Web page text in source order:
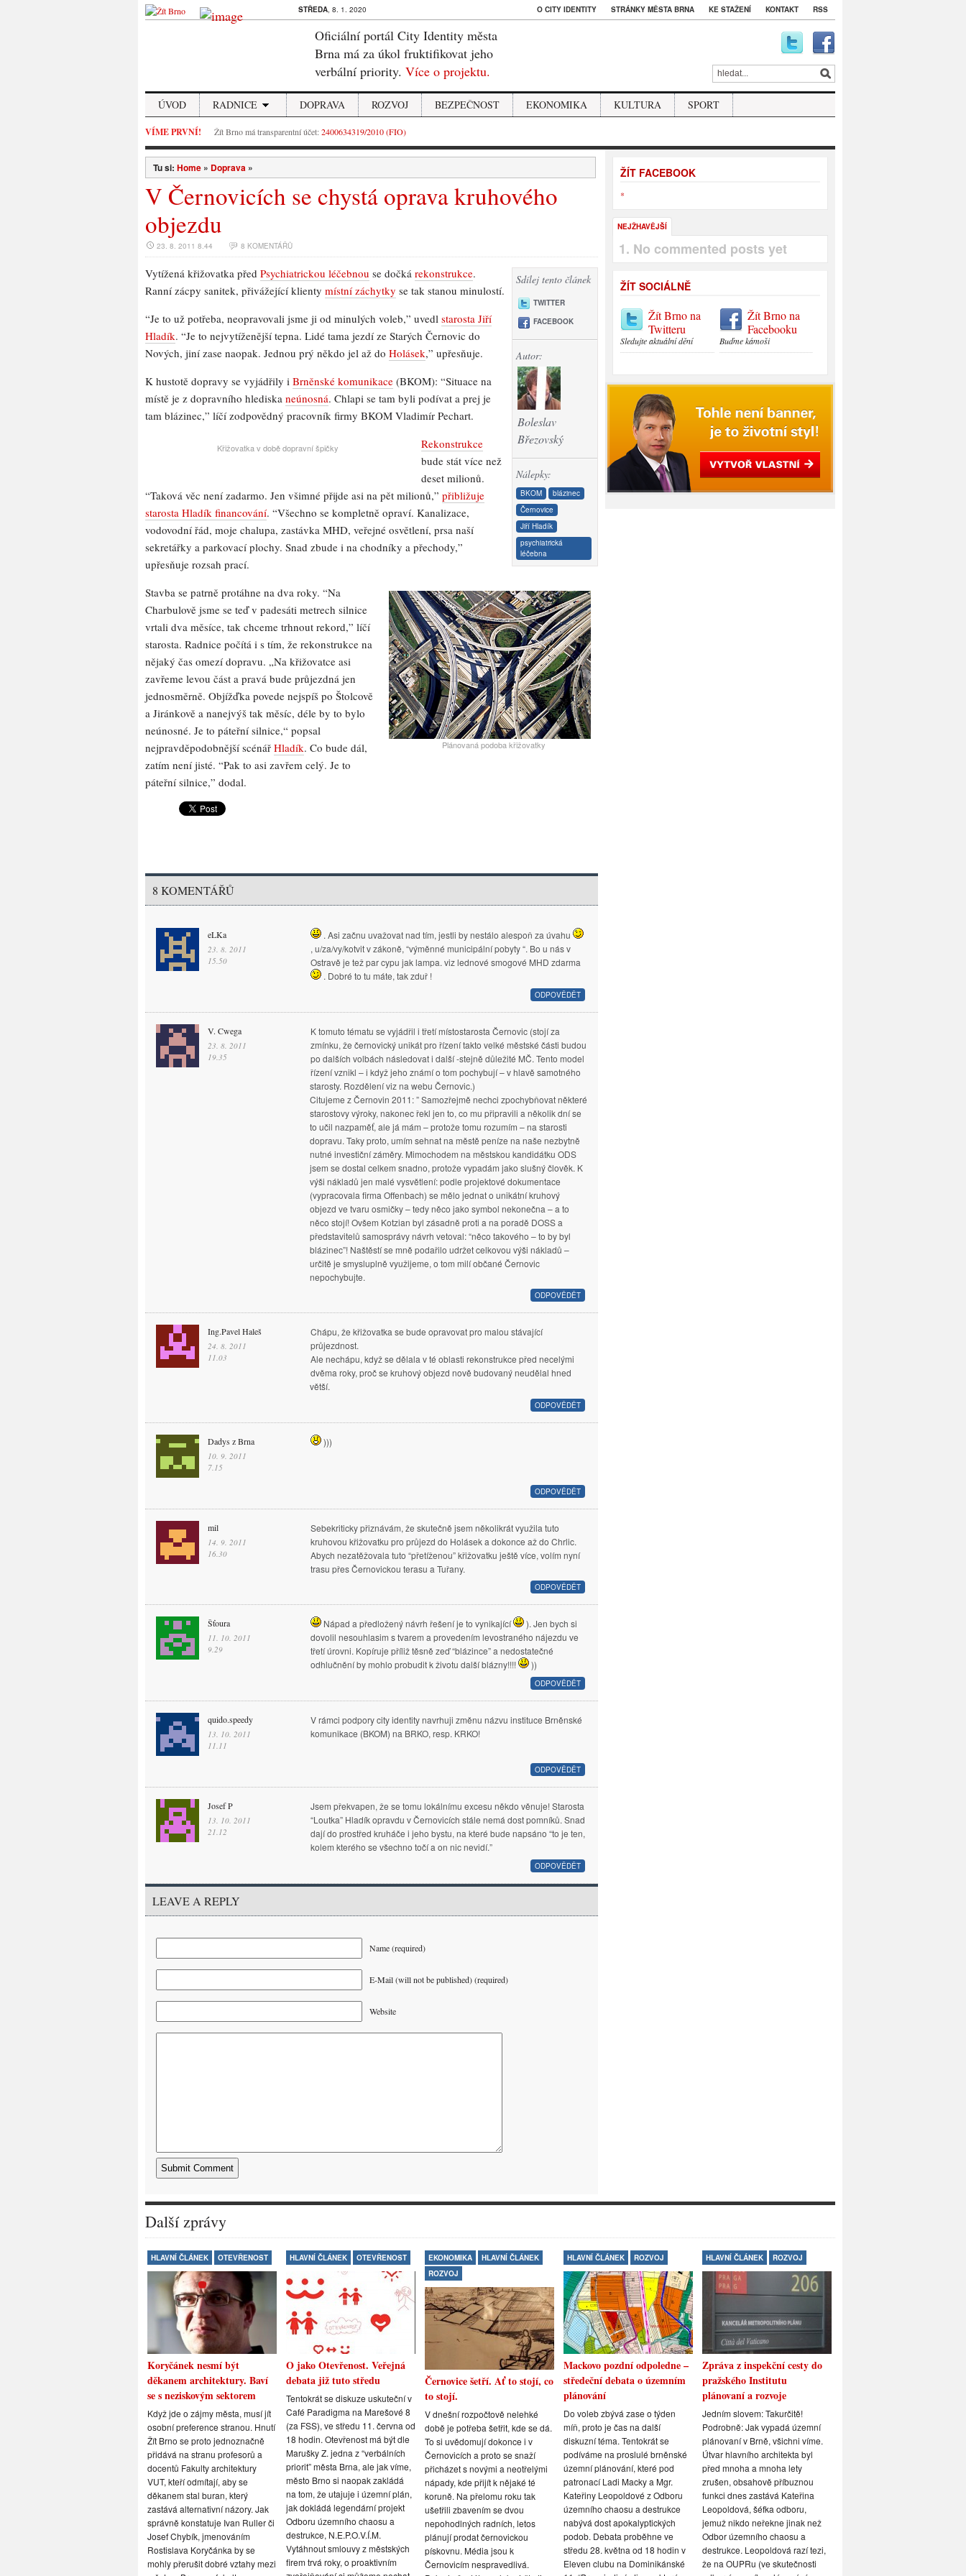
STŘEDA, 8. 1. 2020 O CITY IDENTITY STRÁNKY MĚSTA BRNA KE STAŽENÍ KONTAKT RSS
Oficiální portál City Identity města
Brna má za úkol fruktifikovat jeho
verbální priority. Více o projektu.
ÚVOD RADNICE DOPRAVA ROZVOJ BEZPEČNOST EKONOMIKA KULTURA SPORT
VÍME PRVNÍ! Žít Brno má transparentní účet:2400634319/2010 (FIO)
ŽÍT FACEBOOK
*
NEJŽHAVĚJŠÍ
No commented posts yet
ŽÍT SOCIÁLNĚ
Žít Brno na
Twitteru
Sledujte aktuální dění
Žít Brno na
Facebooku
Buďme kámoši
Tu si: Home » Doprava »
V Černovicích se chystá oprava kruhového
objezdu
23. 8. 2011 8.44 8 KOMENTÁŘŮ
Sdílej tento článek
TWITTER
FACEBOOK
Autor:
Boleslav
Březovský
Nálepky:
BKOM
blázinec
Černovice
Jiří Hladík
psychiatrická
léčebna
Vytížená křižovatka před Psychiatrickou léčebnou se dočká rekonstrukce.
Ranní zácpy sanitek, přivážející klienty místní záchytky se tak stanou minulostí.
“Je to už potřeba, neopravovali jsme ji od minulých voleb,” uvedl starosta Jiří
Hladík. “Je to nejvytíženější tepna. Lidé tama jezdí ze Starých Černovic do
Nových, jiní zase naopak. Jednou prý někdo jel až do Holásek,” upřesňuje.
K hustotě dopravy se vyjádřily i Brněnské komunikace (BKOM): “Situace na
místě je z dopravního hlediska neúnosná. Chlapi se tam byli podívat a prej je
tam blázinec,” líčí zodpovědný pracovník firmy BKOM Vladimír Pechart.
Křižovatka v době dopravní špičky
Rekonstrukce
bude stát více než
deset milionů.
“Taková věc není zadarmo. Jen všimné přijde asi na pět milionů,” přibližuje
starosta Hladík financování. “Všechno se kompletně opraví. Kanalizace,
vodovodní řád, moje chalupa, zastávka MHD, veřejné osvětlení, prsa naší
sekretářky a parkovací plochy. Snad zbude i na chodníky a přechody,”
upřesňuje rozsah prací.
Plánovaná podoba křižovatky
Stavba se patrně protáhne na dva roky. “Na
Charbulově jsme se teď v padesáti metrech silnice
vrtali dva měsíce, tak chceme trhnout rekord,” líčí
starosta. Radnice počítá i s tím, že rekonstrukce na
nějaký čas omezí dopravu. „Na křižovatce asi
zavřeme levou část a pravá bude průjezdná jen
jednosměrně. Objížďka povede nejspíš po Štolcově
a Jiránkově a nanejvýš tak měsíc, déle by to bylo
neúnosné. Je to páteřní silnice,“ popsal
nejpravděpodobnější scénář Hladík. Co bude dál,
zatím není jisté. “Pak to asi zavřem celý. Je to
páteřní silnice,” dodal.
8 KOMENTÁŘŮ
eLKa
23. 8. 2011
15.50
. Asi začnu uvažovat nad tím, jestli by nestálo alespoň za úvahu
, u/za/vy/kotvit v zákoně, “výměnné municipální pobyty “. Bo u nás v
Ostravě je tež par cypu jak lampa. viz lednové smogové MHD zdarma
. Dobré to tu máte, tak zduř !
ODPOVĚDĚT
V. Cwega
23. 8. 2011
19.35
K tomuto tématu se vyjádřil i třetí místostarosta Černovic (stojí za
zmínku, že černovický unikát pro řízení takto velké městské části budou
po dalších volbách následovat i další -stejně důležité MČ. Tento model
řízení vznikl – i když jeho známí o tom pochybují – v hlavě samotného
starosty. Rozdělení viz na webu Černovic.)
Citujeme z Černovin 2011: ” Samozřejmě nechci zpochybňovat některé
starostovy výroky, nakonec řekl jen to, co mu připravili a několik dní se
to učil nazpaměť, ale já mám – protože tomu rozumím – na starosti
dopravu. Taky proto, umím sehnat na městě peníze na naše nezbytně
nutné investiční záměry. Mimochodem na městskou kandidátku ODS
jsem se dostal celkem snadno, protože vypadám jako slušný člověk. K
výši nákladů jen malé vysvětlení: podle projektové dokumentace
(vypracovala firma Offenbach) se mělo jednat o unikátní kruhový
objezd ve tvaru osmičky – tedy něco jako symbol nekonečna – a to
něco stojí! Ovšem Kotzian byl zásadně proti a na poradě DOSS a
představitelů samosprávy návrh vetoval: “něco takového – to by byl
blázinec”! Naštěstí se mně podařilo udržet celkovou výši nákladů –
určitě je smysluplně využijeme, o tom milí občané Černovic
nepochybujte.
ODPOVĚDĚT
Ing.Pavel Haleš
24. 8. 2011
11.03
Chápu, že křižovatka se bude opravovat pro malou stávající
průjezdnost.
Ale nechápu, když se dělala v té oblasti rekonstrukce před necelými
dvěma roky, proč se kruhový objezd nově budovaný neudělal hned
větší.
ODPOVĚDĚT
Dadys z Brna
10. 9. 2011
7.15
)))
ODPOVĚDĚT
mil
14. 9. 2011
16.30
Sebekriticky přiznávám, že skutečně jsem několikrát využila tuto
kruhovou křižovatku pro průjezd do Holásek a dokonce až do Chrlic.
Abych nezatěžovala tuto “přetíženou” křižovatku ještě více, volím nyní
trasu přes Černovickou terasu a Tuřany.
ODPOVĚDĚT
Šťoura
11. 10. 2011
9.29
Nápad a předložený návrh řešení je to vynikající
). Jen bych si
dovolil nesouhlasim s tvarem a provedením levostraného nájezdu ve
třetí úrovni. Kopíruje příliž těsně zeď “blázince” a nedostatečné
odhlučnění by mohlo probudit k životu další blázny!!!!
))
ODPOVĚDĚT
quido.speedy
13. 10. 2011
11.11
V rámci podpory city identity navrhuji změnu názvu instituce Brněnské
komunikace (BKOM) na BRKO, resp. KRKO!
ODPOVĚDĚT
Josef P
13. 10. 2011
21.12
Jsem překvapen, že se tomu lokálnímu excesu někdo věnuje! Starosta
“Loutka” Hladík opravdu v Černovicích stále nemá dost pomníků. Snad
dají do prostřed kruháče i jeho bystu, na které bude napsáno “to je ten,
kolem kterého se všechno točí a on nic nevidí.”
ODPOVĚDĚT
LEAVE A REPLY
Name (required)
E-Mail (will not be published) (required)
Website
Další zprávy
HLAVNÍ ČLÁNEK OTEVŘENOST
Koryčánek nesmí být
děkanem architektury. Baví
se s neziskovým sektorem
Když jde o zájmy města, musí jít
osobní preference stranou. Hnutí
Žít Brno se proto jednoznačně
přidává na stranu profesorů a
docentů Fakulty architektury
VUT, kteří odmítají, aby se
děkanem stal buran, který
zastává alternativní názory. Jak
správně konstatuje Ivan Ruller či
Josef Chybík, jmenováním
Rostislava Koryčánka by se
mohly přerušit dobré vztahy mezi
HLAVNÍ ČLÁNEK OTEVŘENOST
O jako Otevřenost. Veřejná
debata již tuto středu
Tentokrát se diskuze uskuteční v
Café Paradigma na Marešové 8
(za FSS), ve středu 11. června od
18 hodin. Otevřenost má být dle
Marušky Z. jedna z “verbálních
priorit” města Brna, ale jak víme,
město Brno si naopak zakládá
na tom, že utajuje i územní plán,
jak dokládá legendární projekt
Odboru územního chaosu a
destrukce, N.E.P.O.V.Í.M.
Vytáhnout smlouvy z městských
firem trvá roky, o proaktivním
EKONOMIKA
HLAVNÍ ČLÁNEK
ROZVOJ
Černovice šetří. Ať to stojí, co
to stojí.
V dnešní rozpočtově nelehké
době je potřeba šetřit, kde se dá.
To si uvědomují dokonce i v
Černovicích a proto se snaží
přicházet s novými a neotřelými
nápady, kde přijít k nějaké té
koruně. Na přelomu roku tak
ušetřili zbavením se dvou
nepohodlných radních, letos
plánují prodat černovickou
pískovnu. Média jsou k
Černovicím nespravedlivá.
HLAVNÍ ČLÁNEK ROZVOJ
Mackovo pozdní odpoledne –
středeční debata o územním
plánování
Do voleb zbývá zase o týden
míň, proto je čas na další
diskuzní téma. Tentokrát se
podíváme na proslulé brněnské
územní plánování, které pod
patronací Ladi Macky a Mgr.
Kateřiny Leopoldové z Odboru
územního chaosu a destrukce
nabývá dost apokalyptických
podob. Debata proběhne ve
středu 28. května od 18 hodin v
Eleven clubu na Dominikánské
HLAVNÍ ČLÁNEK ROZVOJ
Zpráva z inspekční cesty do
pražského Institutu
plánovaní a rozvoje
Jedním slovem: Takurčitě!
Podrobně: Jak vypadá územní
plánovaní v Brně, všichni víme.
Útvar hlavního architekta byl
před mnoha a mnoha lety
zrušen, obsahově příbuznou
funkci dnes zastává Kateřina
Leopoldová, šéfka odboru,
jemuž nikdo neřekne jinak než
Odbor územního chaosu a
destrukce. Leopoldová razí tezi,
že na OUPRu (ve skutečnosti